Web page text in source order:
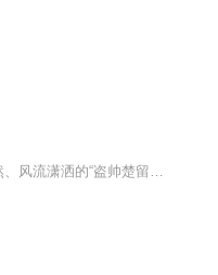
内容简介 · · · · · ·“香帅系列”的作品，显然是古龙最意气风发时的作品，机智聪敏、正义凛然、风流潇洒的“盗帅楚留香”，无疑是古龙自身的写照(尽管过于美化了)，以风流侠盗为书中主角，饮美酒、披纨素、乘宝舟、伴红袖，浪子典型，一变...